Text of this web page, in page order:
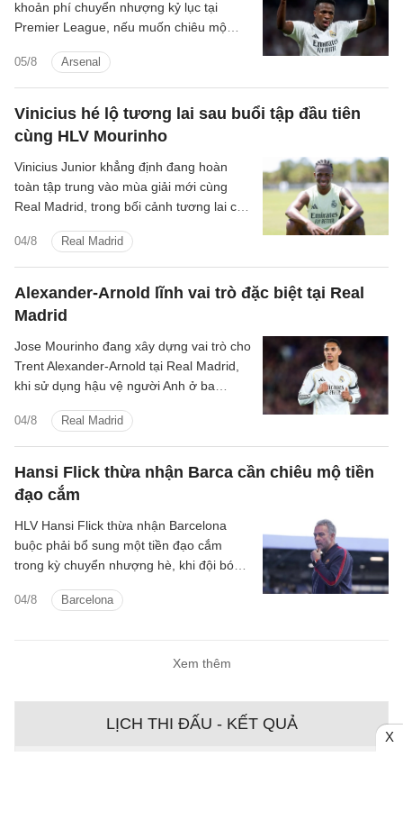
05/8 Arsenal
khoản phí chuyển nhượng kỷ lục tại
Premier League, nếu muốn chiêu mộ
Vinicius hé lộ tương lai sau buổi tập đầu tiên
cùng HLV Mourinho
04/8 Real Madrid
Vinicius Junior khẳng định đang hoàn
toàn tập trung vào mùa giải mới cùng
Real Madrid, trong bối cảnh tương lai của
Alexander-Arnold lĩnh vai trò đặc biệt tại Real
Madrid
04/8 Real Madrid
Jose Mourinho đang xây dựng vai trò cho
Trent Alexander-Arnold tại Real Madrid,
khi sử dụng hậu vệ người Anh ở ba
Hansi Flick thừa nhận Barca cần chiêu mộ tiền
đạo cắm
04/8 Barcelona
HLV Hansi Flick thừa nhận Barcelona
buộc phải bổ sung một tiền đạo cắm
trong kỳ chuyển nhượng hè, khi đội bóng
Lewandowski.
Xem thêm
LỊCH THI ĐẤU - KẾT QUẢ
X